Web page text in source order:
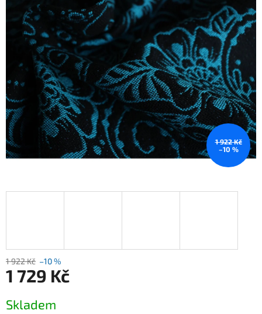
hvězdiček.
1 922 Kč
–10 %
1 922 Kč –10 %
1 729 Kč
cena:
Skladem